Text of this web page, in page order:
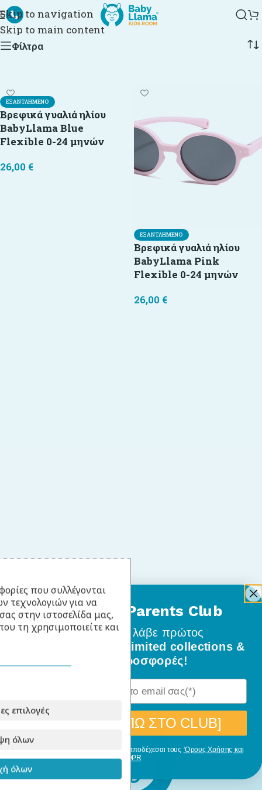
Skip to navigation
Skip to main content
24 μηνών
Φίλτρα
ΕΞΑΝΤΛΗΜΈΝΟ
Βρεφικά γυαλιά ηλίου
BabyLlama Blue
Flexible 0-24 μηνών
26,00 €
ΕΞΑΝΤΛΗΜΈΝΟ
Βρεφικά γυαλιά ηλίου
BabyLlama Pink
Flexible 0-24 μηνών
26,00 €
που συλλέγονται
τεχνολογιών για να
στην ιστοσελίδα μας,
τη χρησιμοποιείτε και
επιλογές
όλων
όλων
BabyLlama Parents Club
Γίνε μέλοςκαι λάβε πρώτος
όλα τα νέα σχέδια, limited collections &
ειδικές προσφορές!
[ΘΕΛΩ ΝΑ ΜΠΩ ΣΤΟ CLUB]
Με την εγγραφή σου, δηλώνεις ότι αποδέχεσαι τους ‘Ορους Χρήσης και
GDPR